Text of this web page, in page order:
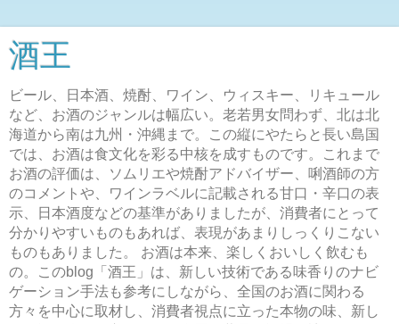
酒王
ビール、日本酒、焼酎、ワイン、ウィスキー、リキュール
など、お酒のジャンルは幅広い。老若男女問わず、北は北
海道から南は九州・沖縄まで。この縦にやたらと長い島国
では、お酒は食文化を彩る中核を成すものです。これまで
お酒の評価は、ソムリエや焼酎アドバイザー、唎酒師の方
のコメントや、ワインラベルに記載される甘口・辛口の表
示、日本酒度などの基準がありましたが、消費者にとって
分かりやすいものもあれば、表現があまりしっくりこない
ものもありました。 お酒は本来、楽しくおいしく飲むも
の。このblog「酒王」は、新しい技術である味香りのナビ
ゲーション手法も参考にしながら、全国のお酒に関わる
方々を中心に取材し、消費者視点に立った本物の味、新し